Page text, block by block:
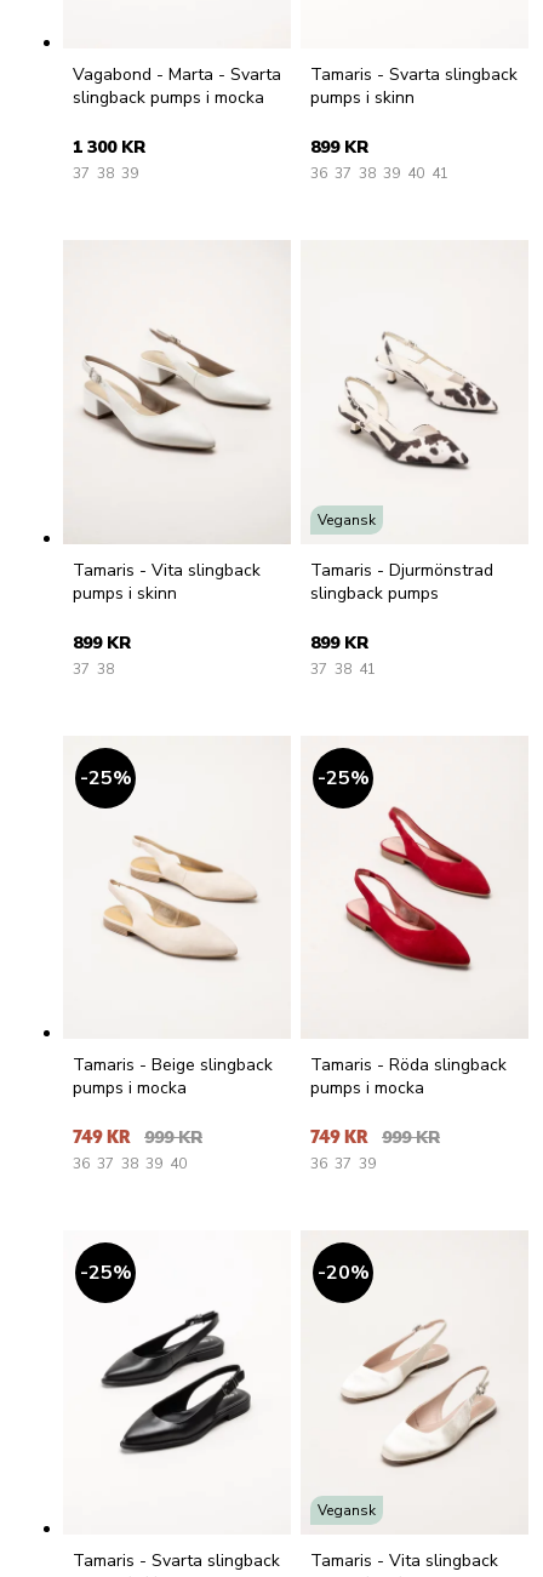
Vagabond - Marta - Svarta
slingback pumps i mocka
1 300 KR
37 38 39
Tamaris - Svarta slingback
pumps i skinn
899 KR
36 37 38 39 40 41
Tamaris - Vita slingback
pumps i skinn
899 KR
37 38
Vegansk
Tamaris - Djurmönstrad
slingback pumps
899 KR
37 38 41
25%
Tamaris - Beige slingback
pumps i mocka
749 KR 999 KR
36 37 38 39 40
25%
Tamaris - Röda slingback
pumps i mocka
749 KR 999 KR
36 37 39
25%
Tamaris - Svarta slingback
20%
Vegansk
Tamaris - Vita slingback